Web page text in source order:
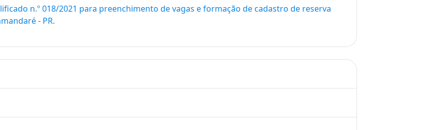
n.º 018/2021 para preenchimento de vagas e formação de cadastro de reserva
- PR.